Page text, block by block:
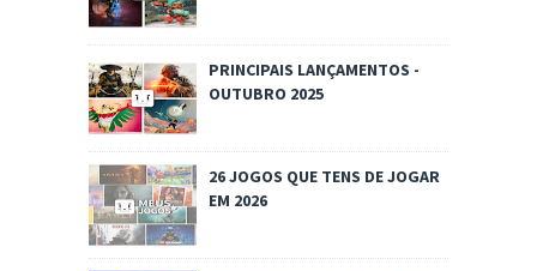
PRINCIPAIS LANÇAMENTOS -
OUTUBRO 2025
26 JOGOS QUE TENS DE JOGAR
EM 2026